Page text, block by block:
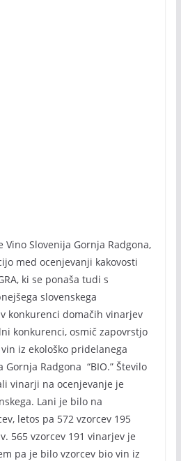
Vino Slovenija Gornja Radgona,
med ocenjevanji kakovosti
ki se ponaša tudi s
slovenskega
konkurenci domačih vinarjev
konkurenci, osmič zapovrstjo
iz ekološko pridelanega
Gornja Radgona “BIO.” Število
vinarji na ocenjevanje je
Lani je bilo na
letos pa 572 vzorcev 195
565 vzorcev 191 vinarjev je
pa je bilo vzorcev bio vin iz